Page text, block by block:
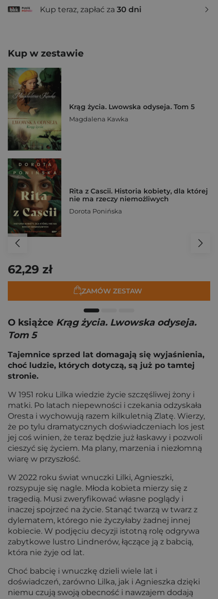
Kup teraz, zapłać za 30 dni
Kup w zestawie
Krąg życia. Lwowska odyseja. Tom 5
Magdalena Kawka
Rita z Cascii. Historia kobiety, dla której
nie ma rzeczy niemożliwych
Dorota Ponińska
62,29 zł
ZAMÓW ZESTAW
O książce Krąg życia. Lwowska odyseja.
Tom 5
Tajemnice sprzed lat domagają się wyjaśnienia,
choć ludzie, których dotyczą, są już po tamtej
stronie.
W 1951 roku Lilka wiedzie życie szczęśliwej żony i
matki. Po latach niepewności i czekania odzyskała
Oresta i wychowują razem kilkuletnią Zlatę. Wierzy,
że po tylu dramatycznych doświadczeniach los jest
jej coś winien, że teraz będzie już łaskawy i pozwoli
cieszyć się życiem. Ma plany, marzenia i niezłomną
wiarę w przyszłość.
W 2022 roku świat wnuczki Lilki, Agnieszki,
rozsypuje się nagle. Młoda kobieta mierzy się z
tragedią. Musi zweryfikować własne poglądy i
inaczej spojrzeć na życie. Stanąć twarzą w twarz z
dylematem, którego nie życzyłaby żadnej innej
kobiecie. W podjęciu decyzji istotną rolę odgrywa
zabytkowe lustro Lindnerów, łączące ją z babcią,
która nie żyje od lat.
Choć babcię i wnuczkę dzieli wiele lat i
doświadczeń, zarówno Lilka, jak i Agnieszka dzięki
niemu czują swoją obecność i nawzajem dodają